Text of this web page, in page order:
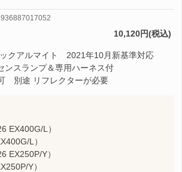
10,120円(税込)
クアルマイト 2021年10月新基準対応
ンスランプ＆専用ハーネス付
別途 リフレクターが必要
EX400G/L）
L）
EX250P/Y）
Y）